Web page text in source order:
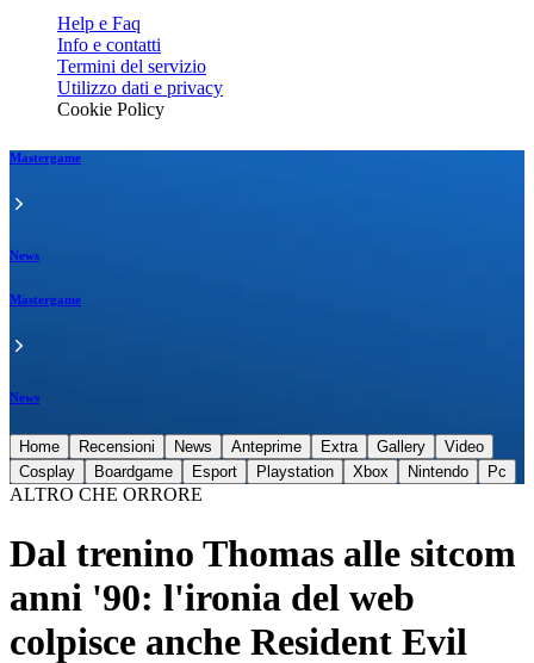
Help e Faq
Info e contatti
Termini del servizio
Utilizzo dati e privacy
Cookie Policy
Mastergame
News
Mastergame
News
Home Recensioni News Anteprime Extra Gallery
Video
Cosplay
Boardgame Esport Playstation Xbox Nintendo Pc
ALTRO CHE ORRORE
Dal trenino Thomas alle sitcom
anni '90: l'ironia del web
colpisce anche Resident Evil